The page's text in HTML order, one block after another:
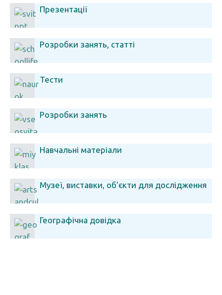
Презентації
Розробки занять, статті
Тести
Розробки занять
Навчальні матеріали
Музеї, виставки, об'єкти для дослідження
Географічна довідка